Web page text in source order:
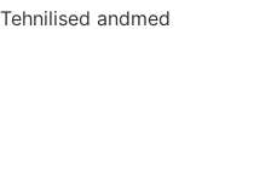
Tehnilised andmed